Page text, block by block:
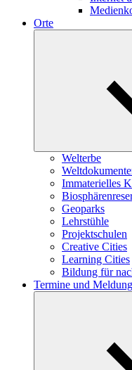
Orte
Welterbe
Immaterielles
Geoparks
Lehrstühle
Projektschulen
Creative Cities
Learning Cities
Bildung für
Termine und